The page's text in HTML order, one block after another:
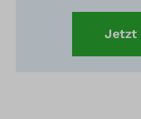
Jetzt